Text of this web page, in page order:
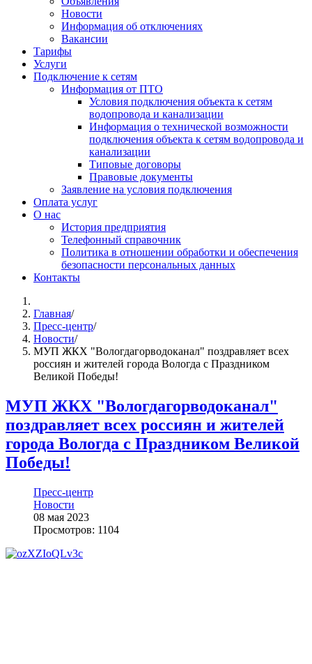
Новости
Информация об отключениях
Вакансии
Тарифы
Услуги
Подключение к сетям
Информация от ПТО
Условия подключения объекта к сетям
водопровода и канализации
Информация о технической возможности
подключения объекта к сетям водопровода и
канализации
Типовые договоры
Правовые документы
Заявление на условия подключения
Оплата услуг
О нас
История предприятия
Телефонный справочник
Политика в отношении обработки и обеспечения
безопасности персональных данных
Контакты
Главная/
Пресс-центр/
Новости/
МУП ЖКХ "Вологдагорводоканал" поздравляет всех
россиян и жителей города Вологда с Праздником
Великой Победы!
МУП ЖКХ "Вологдагорводоканал"
поздравляет всех россиян и жителей
города Вологда с Праздником Великой
Победы!
Пресс-центр
Новости
08 мая 2023
Просмотров: 1104